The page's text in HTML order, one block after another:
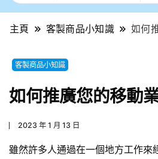
主頁 客製商品小知識 如何
客製商品小知識
如何推廣您的移動
2023 年 1 月 13 日
雖然許多人通過在一個地方工作來